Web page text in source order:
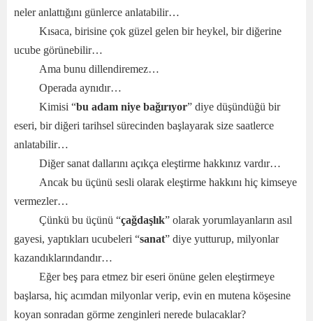
neler anlattığını günlerce anlatabilir…
Kısaca, birisine çok güzel gelen bir heykel, bir diğerine
ucube görünebilir…
Ama bunu dillendiremez…
Operada aynıdır…
Kimisi “bu adam niye bağırıyor” diye düşündüğü bir
eseri, bir diğeri tarihsel sürecinden başlayarak size saatlerce
anlatabilir…
Diğer sanat dallarını açıkça eleştirme hakkınız vardır…
Ancak bu üçünü sesli olarak eleştirme hakkını hiç kimseye
vermezler…
Çünkü bu üçünü “çağdaşlık” olarak yorumlayanların asıl
gayesi, yaptıkları ucubeleri “sanat” diye yutturup, milyonlar
kazandıklarındandır…
Eğer beş para etmez bir eseri önüne gelen eleştirmeye
başlarsa, hiç acımdan milyonlar verip, evin en mutena köşesine
koyan sonradan görme zenginleri nerede bulacaklar?